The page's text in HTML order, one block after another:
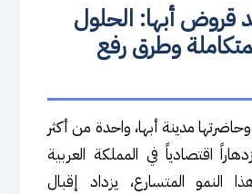
قروض أبها: الحلول
وطرق رفع
مدينة أبها، واحدة من أكثر
اقتصادياً في المملكة العربية
النمو المتسارع، يزداد إقبال